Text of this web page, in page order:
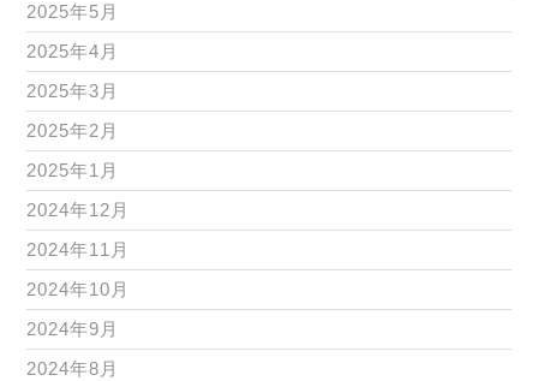
2025年5月
2025年4月
2025年3月
2025年2月
2025年1月
2024年12月
2024年11月
2024年10月
2024年9月
2024年8月